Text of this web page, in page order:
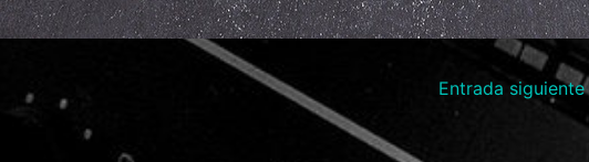
Entrada siguiente